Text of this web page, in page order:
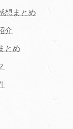
想まとめ
介
とめ